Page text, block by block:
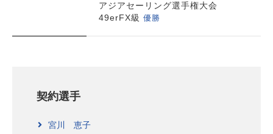
アジアセーリング選手権大会
49erFX級 優勝
契約選手
宮川 恵子